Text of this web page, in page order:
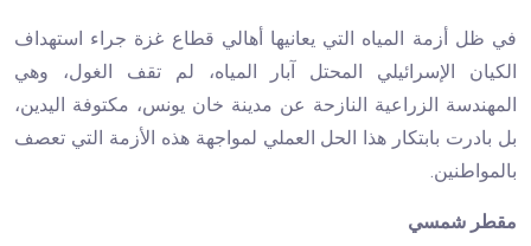
في ظل أزمة المياه التي يعانيها أهالي قطاع غزة جراء استهداف
الكيان الإسرائيلي المحتل آبار المياه، لم تقف الغول، وهي
المهندسة الزراعية النازحة عن مدينة خان يونس، مكتوفة اليدين،
بل بادرت بابتكار هذا الحل العملي لمواجهة هذه الأزمة التي تعصف
بالمواطنين.
مقطر شمسي